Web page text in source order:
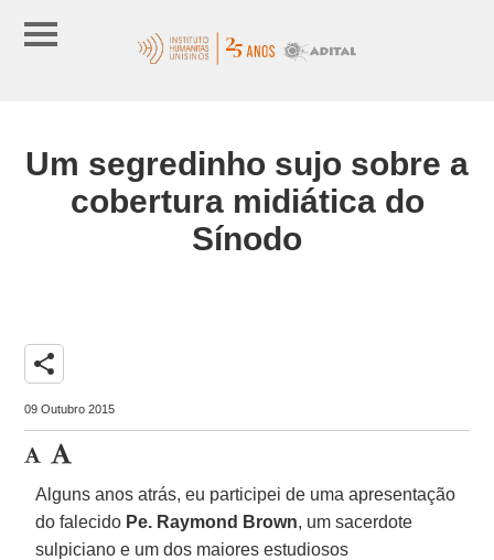
Um segredinho sujo sobre a
cobertura midiática do
Sínodo
share
09 Outubro 2015
Alguns anos atrás, eu participei de uma apresentação
do falecido Pe. Raymond Brown, um sacerdote
sulpiciano e um dos maiores estudiosos